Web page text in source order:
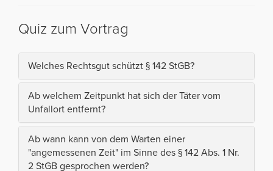
Quiz zum Vortrag
Welches Rechtsgut schützt § 142 StGB?
Ab welchem Zeitpunkt hat sich der Täter vom
Unfallort entfernt?
Ab wann kann von dem Warten einer
"angemessenen Zeit" im Sinne des § 142 Abs. 1 Nr.
2 StGB gesprochen werden?